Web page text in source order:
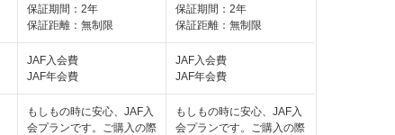
保証期間：2年
保証距離：無制限
保証期間：2年
保証距離：無制限
JAF入会費
JAF年会費
JAF入会費
JAF年会費
もしもの時に安心、JAF入
会プランです。ご購入の際
もしもの時に安心、JAF入
会プランです。ご購入の際